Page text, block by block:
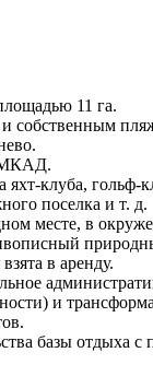
11 га.
собственным
МКАД.
яхт-клуба, гольф-
поселка и т. д.
месте, в
в аренду.
и
базы отдыха с